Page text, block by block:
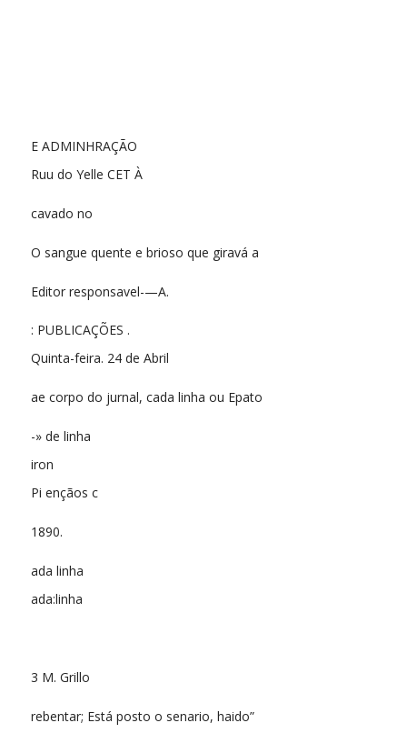
E ADMINHRAÇÃO
Ruu do Yelle CET À
cavado no
O sangue quente e brioso que giravá a
Editor responsavel-—A.
: PUBLICAÇÕES .
Quinta-feira. 24 de Abril
ae corpo do jurnal, cada linha ou Epato
-» de linha
iron
Pi ençãos c
1890.
ada linha
ada:linha
3 M. Grillo
rebentar; Está posto o senario, haido”